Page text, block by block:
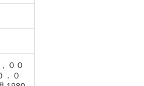
００
．０